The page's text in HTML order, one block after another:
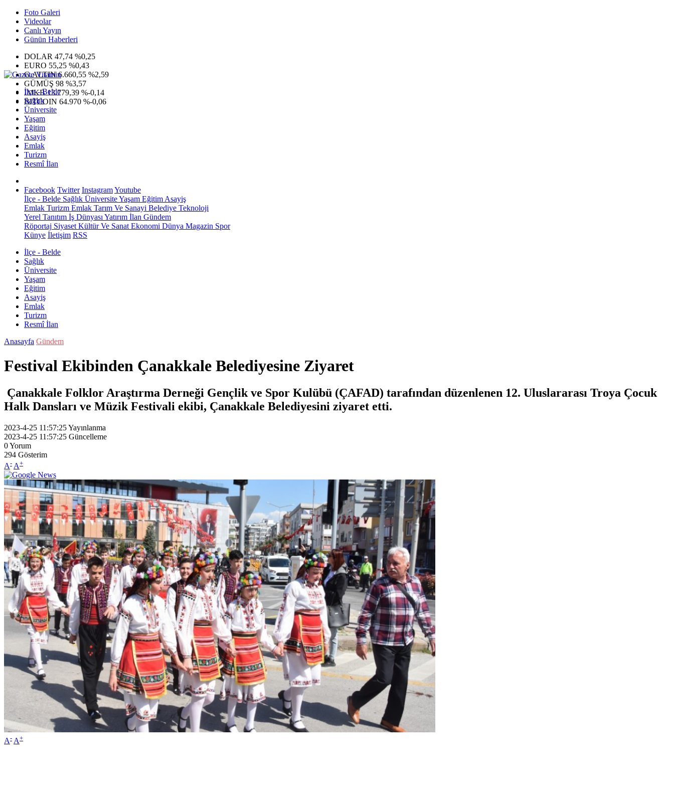
Foto Galeri
Videolar
Canlı Yayın
Günün Haberleri
DOLAR 47,74 %0,25
EURO 55,25 %0,43
G.ALTIN6.660,55 %2,59
GÜMÜŞ 98 %3,57
IMKB13.779,39 %-0,14
BITCOIN 64.970 %-0,06
İlçe - Belde
Sağlık
Üniversite
Yaşam
Eğitim
Asayiş
Emlak
Turizm
Resmî İlan
Facebook Twitter InstagramYoutube
İlçe - Belde Sağlık ÜniversiteYaşam Eğitim Asayiş
Emlak Turizm Emlak Tarım Ve Sanayi Belediye Teknoloji
Yerel Tanıtım İş Dünyası Yatırım İlan Gündem
Röportaj Siyaset Kültür Ve Sanat Ekonomi Dünya Magazin Spor
Künye İletişim RSS
İlçe - Belde
Sağlık
Üniversite
Yaşam
Eğitim
Asayiş
Emlak
Turizm
Resmî İlan
Anasayfa Gündem
Festival Ekibinden Çanakkale Belediyesine Ziyaret
Çanakkale Folklor Araştırma Derneği Gençlik ve Spor Kulübü (ÇAFAD) tarafından düzenlenen 12. Uluslararası Troya Çocuk
Halk Dansları ve Müzik Festivali ekibi, Çanakkale Belediyesini ziyaret etti.
2023-4-25 11:57:25Yayınlanma
2023-4-25 11:57:25 Güncelleme
0Yorum
294 Gösterim
A- A+
A- A+